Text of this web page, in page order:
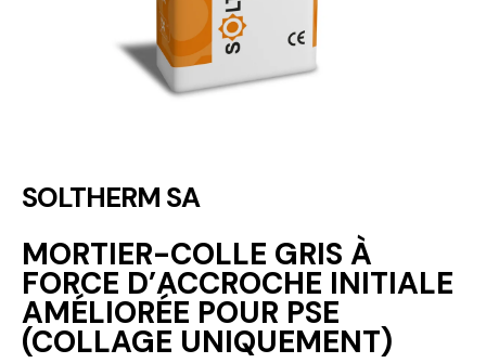
SOLTHERM SA
MORTIER-COLLE GRIS À
FORCE D’ACCROCHE INITIALE
AMÉLIORÉE POUR PSE
(COLLAGE UNIQUEMENT)